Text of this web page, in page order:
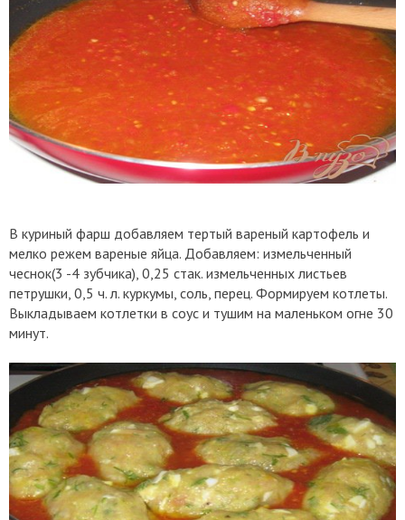
В куриный фарш добавляем тертый вареный картофель и
мелко режем вареные яйца. Добавляем: измельченный
чеснок(3 -4 зубчика), 0,25 стак. измельченных листьев
петрушки, 0,5 ч. л. куркумы, соль, перец. Формируем котлеты.
Выкладываем котлетки в соус и тушим на маленьком огне 30
минут.